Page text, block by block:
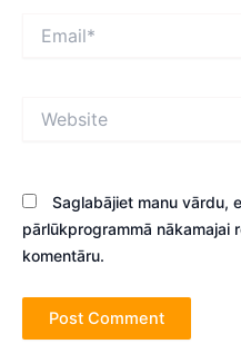
Saglabājiet manu vārdu,
pārlūkprogrammā nākamajai
komentāru.